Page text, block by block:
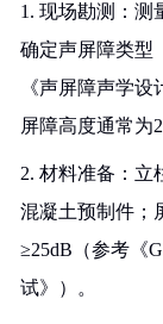
1. 现场勘测：测
确定声屏障类型
《声屏障声学
屏障高度通常为
2. 材料准备：立
混凝土预制件；
≥25dB（参考《
试》）。